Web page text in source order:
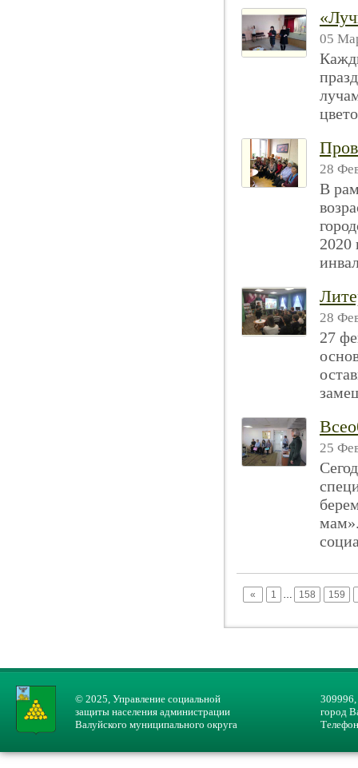
05
28
В
2020
28
27
25
« 1 … 158 159
© 2025, Управление социальной
защиты населения администрации
Валуйского муниципального округа
309996,
город